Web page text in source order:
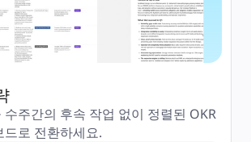
수주간의 후속 작업 없이 정렬된 OKR
드로 전환하세요.